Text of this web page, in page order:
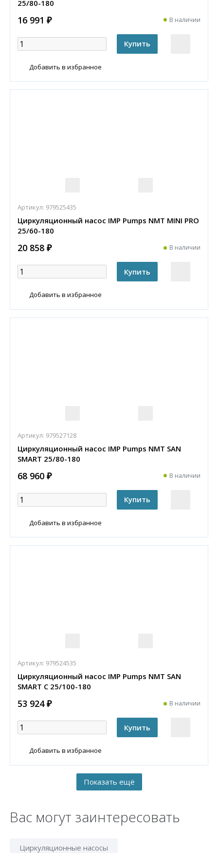
25/80-180
16 991 ₽ В наличии
Добавить в избранное
Артикул: 979525435
Циркуляционный насос IMP Pumps NMT MINI PRO
25/60-180
20 858 ₽ В наличии
Добавить в избранное
Артикул: 979527128
Циркуляционный насос IMP Pumps NMT SAN
SMART 25/80-180
68 960 ₽ В наличии
Добавить в избранное
Артикул: 979524535
Циркуляционный насос IMP Pumps NMT SAN
SMART C 25/100-180
53 924 ₽ В наличии
Добавить в избранное
Вас могут заинтересовать
Циркуляционные насосы